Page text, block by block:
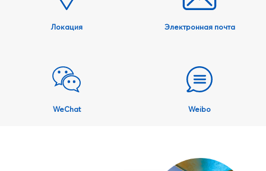
Локация Электронная почта
WeChat Weibo